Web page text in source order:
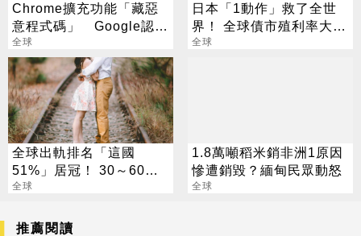
Chrome擴充功能「藏惡
意程式碼」 Google認
了：已下架
全球
日本「1動作」救了全世
界！ 全球債市殖利率大跌
緩解拋售疑慮
全球
全球出軌排名「這國
51%」居冠！ 30～60歲
男性是高風險族群
全球
1.8萬噸稻米銷非洲1原因
慘遭銷毀？緬甸民眾動怒
全球
推薦閱讀